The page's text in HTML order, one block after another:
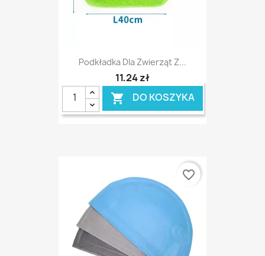
Podkładka Dla Zwierząt Z...
11,24 zł
 DO KOSZYKA
favorite_border